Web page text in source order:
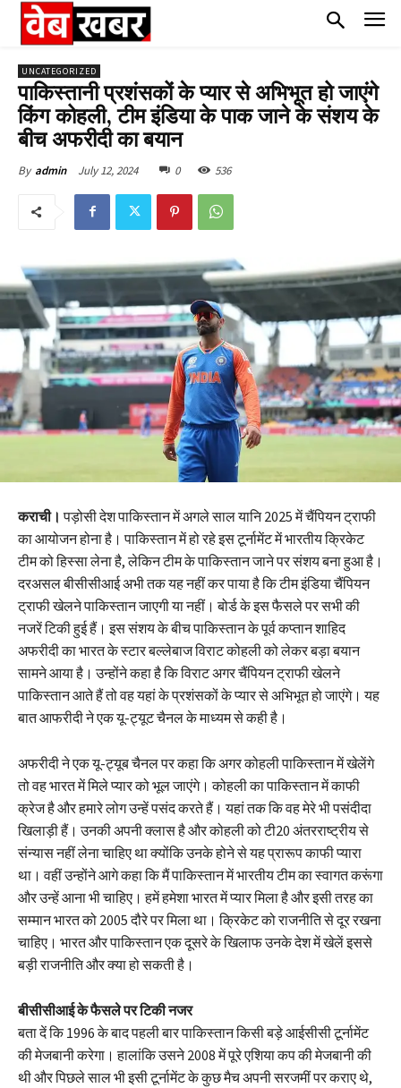
UNCATEGORIZED
पाकिस्तानी प्रशंसकों के प्यार से अभिभूत हो जाएंगे
किंग कोहली, टीम इंडिया के पाक जाने के संशय के
बीच अफरीदी का बयान
By admin July 12, 2024 0 536
कराची।पड़ोसी देश पाकिस्तान में अगले साल यानि 2025 में चैंपियन ट्राफी
का आयोजन होना है। पाकिस्तान में हो रहे इस टूर्नामेंट में भारतीय क्रिकेट
टीम को हिस्सा लेना है, लेकिन टीम के पाकिस्तान जाने पर संशय बना हुआ है।
दरअसल बीसीसीआई अभी तक यह नहीं कर पाया है कि टीम इंडिया चैंपियन
ट्राफी खेलने पाकिस्तान जाएगी या नहीं। बोर्ड के इस फैसले पर सभी की
नजरें टिकी हुई हैं। इस संशय के बीच पाकिस्तान के पूर्व कप्तान शाहिद
अफरीदी का भारत के स्टार बल्लेबाज विराट कोहली को लेकर बड़ा बयान
सामने आया है। उन्होंने कहा है कि विराट अगर चैंपियन ट्राफी खेलने
पाकिस्तान आते हैं तो वह यहां के प्रशंसकों के प्यार से अभिभूत हो जाएंगे। यह
बात आफरीदी ने एक यू-ट्यूट चैनल के माध्यम से कही है।
अफरीदी ने एक यू-ट्यूब चैनल पर कहा कि अगर कोहली पाकिस्तान में खेलेंगे
तो वह भारत में मिले प्यार को भूल जाएंगे। कोहली का पाकिस्तान में काफी
क्रेज है और हमारे लोग उन्हें पसंद करते हैं। यहां तक कि वह मेरे भी पसंदीदा
खिलाड़ी हैं। उनकी अपनी क्लास है और कोहली को टी20 अंतरराष्ट्रीय से
संन्यास नहीं लेना चाहिए था क्योंकि उनके होने से यह प्रारूप काफी प्यारा
था। वहीं उन्होंने आगे कहा कि मैं पाकिस्तान में भारतीय टीम का स्वागत करूंगा
और उन्हें आना भी चाहिए। हमें हमेशा भारत में प्यार मिला है और इसी तरह का
सम्मान भारत को 2005 दौरे पर मिला था। क्रिकेट को राजनीति से दूर रखना
चाहिए। भारत और पाकिस्तान एक दूसरे के खिलाफ उनके देश में खेलें इससे
बड़ी राजनीति और क्या हो सकती है।
बीसीसीआई के फैसले पर टिकी नजर
बता दें कि 1996 के बाद पहली बार पाकिस्तान किसी बड़े आईसीसी टूर्नामेंट
की मेजबानी करेगा। हालांकि उसने 2008 में पूरे एशिया कप की मेजबानी की
थी और पिछले साल भी इसी टूर्नामेंट के कुछ मैच अपनी सरजमीं पर कराए थे,